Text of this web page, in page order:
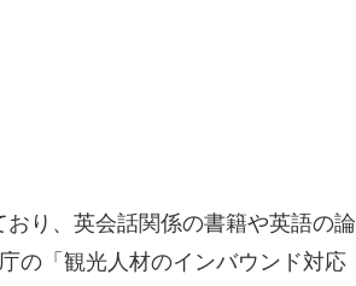
り、英会話関係の書籍や英語の論
の「観光人材のインバウンド対応